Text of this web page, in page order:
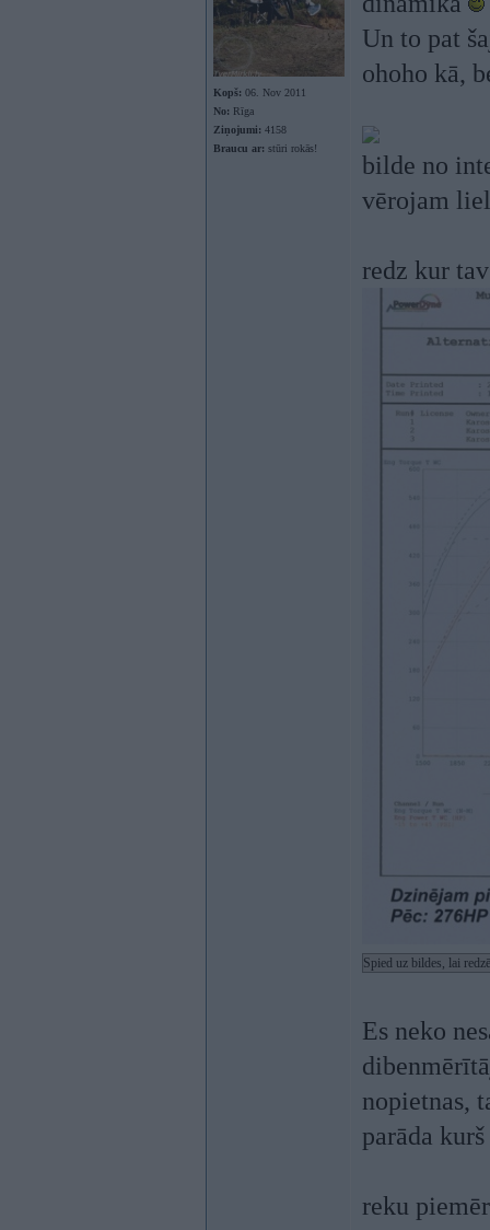
Kopš: 06. Nov 2011
No: Rīga
Ziņojumi: 4158
Braucu ar: stūri rokās!
Un to pat
ohoho kā,
bilde no
vērojam
redz kur
Spied uz bildes, lai
Es neko
nopietnas,
parāda
reku